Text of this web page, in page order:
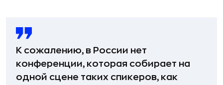
К сожалению, в России нет
конференции, которая собирает на
одной сцене таких спикеров, как